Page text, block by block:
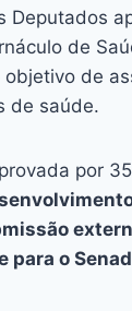
at
s
A
p
p
e
a
d
s
itt
er
Deputados
de
objetivo de
de saúde.
por
para o